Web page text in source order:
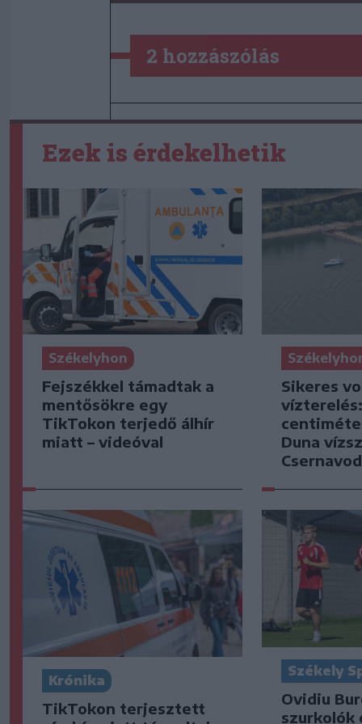
2 hozzászólás
Ezek is érdekelhetik
Székelyhon
Fejszékkel támadtak a
mentősökre egy
TikTokon terjedő álhír
miatt – videóval
Sikeres
Duna
Krónika
TikTokon terjesztett
Székely
Ovidiu
szurkolók